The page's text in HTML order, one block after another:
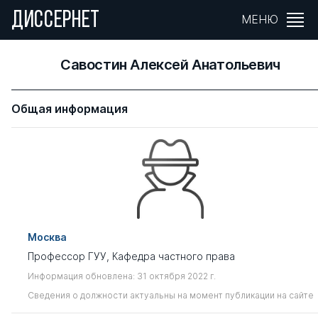
ДИССЕРНЕТ МЕНЮ
Савостин Алексей Анатольевич
Общая информация
Москва
Профессор ГУУ, Кафедра частного права
Информация обновлена: 31 октября 2022 г.
Сведения о должности актуальны на момент публикации на сайте